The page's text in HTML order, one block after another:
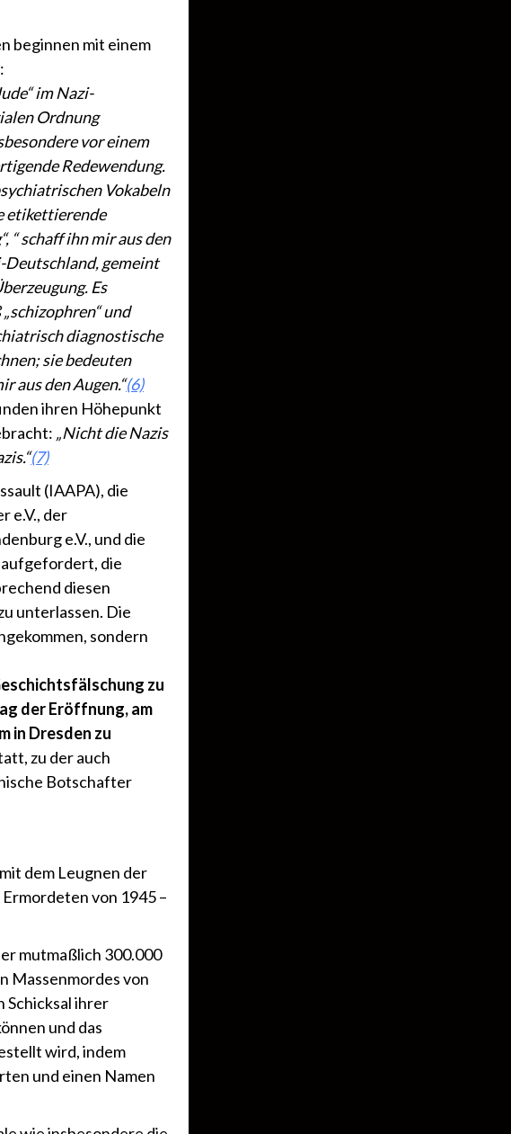
beginnen mit einem
im Nazi-
Ordnung
vor einem
Redewendung.
Vokabeln
etikettierende
“ schaff ihn mir aus den
Deutschland, gemeint
Es
und
diagnostische
sie bedeuten
aus den Augen.“(6)
ihren Höhepunkt
„Nicht die Nazis
(7)
(IAAPA), die
e.V., der
e.V., und die
aufgefordert, die
diesen
unterlassen. Die
sondern
zu
der Eröffnung, am
in Dresden zu
zu der auch
Botschafter
dem Leugnen der
von 1945 –
mutmaßlich 300.000
Massenmordes von
Schicksal ihrer
und das
wird, indem
und einen Namen